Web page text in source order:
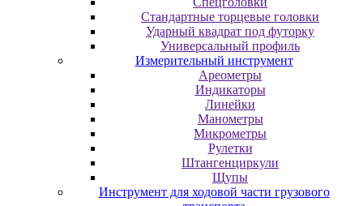
Стандартные торцевые головки
Ударный квадрат под футорку
Универсальный профиль
Измерительный инструмент
Ареометры
Индикаторы
Линейки
Манометры
Микрометры
Рулетки
Штангенциркули
Щупы
Инструмент для ходовой части грузового